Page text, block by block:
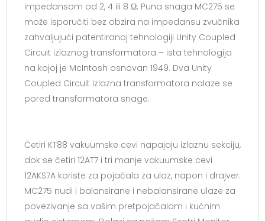
impedansom od 2, 4 ili 8 Ω. Puna snaga MC275 se
može isporučiti bez obzira na impedansu zvučnika
zahvaljujući patentiranoj tehnologiji Unity Coupled
Circuit izlaznog transformatora – ista tehnologija
na kojoj je McIntosh osnovan 1949. Dva Unity
Coupled Circuit izlazna transformatora nalaze se
pored transformatora snage.
Četiri KT88 vakuumske cevi napajaju izlaznu sekciju,
dok se četiri 12AT7 i tri manje vakuumske cevi
12AKS7A koriste za pojačala za ulaz, napon i drajver.
MC275 nudi i balansirane i nebalansirane ulaze za
povezivanje sa vašim pretpojačalom i kućnim